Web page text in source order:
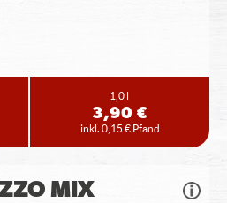
1,0 l
3,90 €
inkl. 0,15 € Pfand
MIX